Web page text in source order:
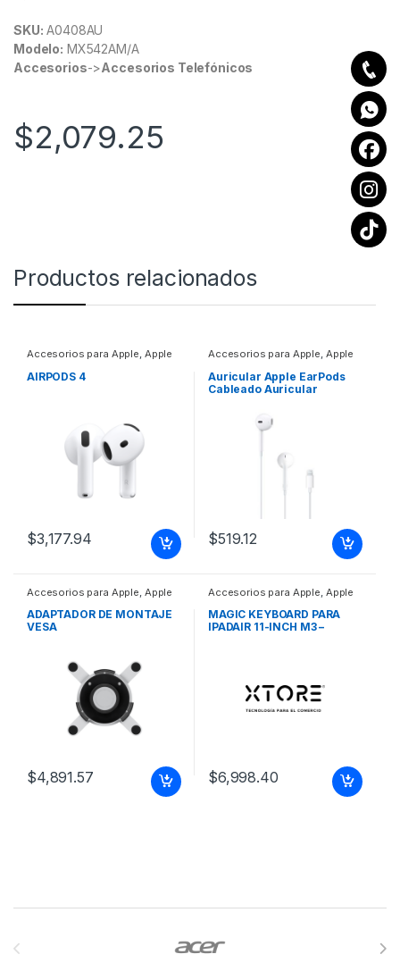
SKU: A0408AU
Modelo: MX542AM/A
Accesorios->Accesorios Telefónicos
$2,079.25
Productos relacionados
Accesorios para Apple, Apple
AIRPODS 4
$3,177.94
Accesorios para Apple, Apple
Auricular Apple EarPods
Cableado Auricular
Lightning EARPODS
$519.12
Accesorios para Apple Apple
ADAPTADOR DE MONTAJE
VESA
$4,891.57
Accesorios para Apple Apple
MAGIC KEYBOARD PARA
IPADAIR 11-INCH M3 –
$6,998.40